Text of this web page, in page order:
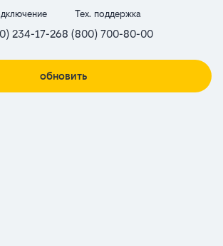
234-17-26
Тех. поддержка
8 (800) 700-80-00
обновить